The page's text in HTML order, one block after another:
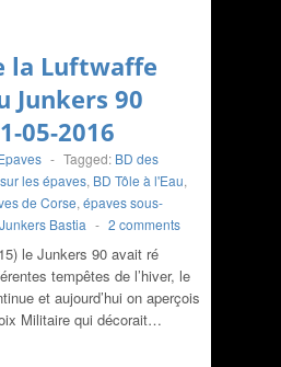
la Luftwaffe
Junkers 90
05-2016
- Tagged: BD des
les épaves, BD Tôle à l'Eau,
de Corse, épaves sous-
Junkers Bastia - 2 comments
le Junkers 90 avait ré
tempêtes de l’hiver, le
et aujourd’hui on aperçois
Militaire qui décorait…